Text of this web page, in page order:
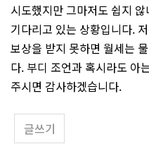
시도했지만 그마저도 쉽지
기다리고 있는 상황입니다.
보상을 받지 못하면 월세는
다. 부디 조언과 혹시라도 아
주시면 감사하겠습니다.
글쓰기